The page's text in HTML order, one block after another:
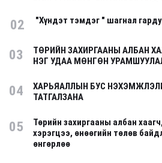
02 "Хүндэт тэмдэг " шагнал
03
ТӨРИЙН ЗАХИРГААНЫ АЛБАН
НЭГ УДАА МӨНГӨН
04
ХАРЬЯАЛЛЫН БУС
ТАТГАЛЗАНА
05
Төрийн захиргааны албан
хэрэгцээ, өнөөгийн төлөв
өнгөрлөө